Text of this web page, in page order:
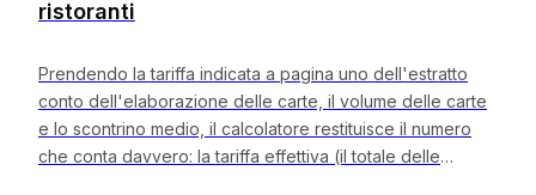
ENESDEFRIT
ristoranti
Prendendo la tariffa indicata a pagina uno dell'estratto
conto dell'elaborazione delle carte, il volume delle carte
e lo scontrino medio, il calcolatore restituisce il numero
che conta davvero: la tariffa effettiva (il totale delle